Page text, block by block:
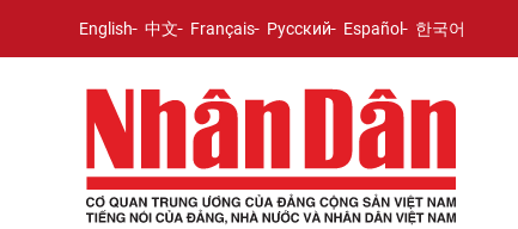
English 中文 Français Русский Español 한국어